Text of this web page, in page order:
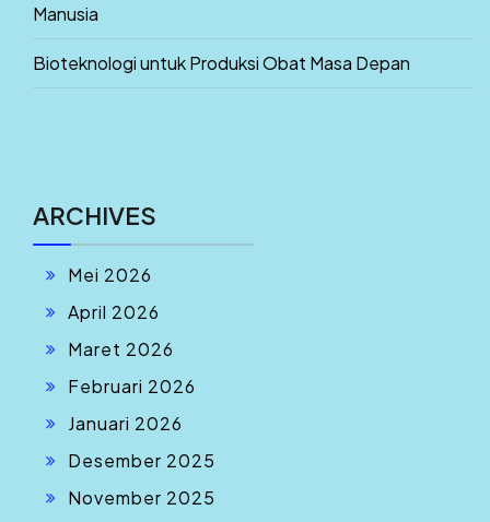
Manusia
Bioteknologi untuk Produksi Obat Masa Depan
ARCHIVES
Mei 2026
April 2026
Maret 2026
Februari 2026
Januari 2026
Desember 2025
November 2025